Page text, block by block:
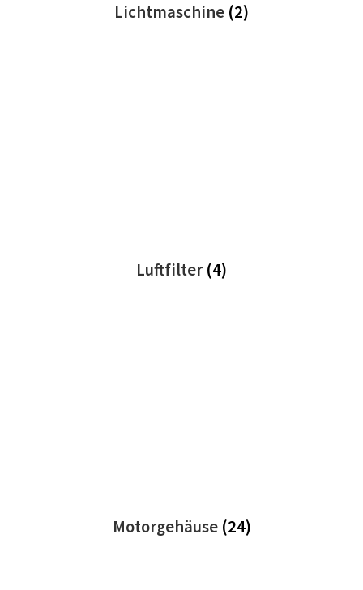
Lichtmaschine (2)
Luftfilter(4)
Motorgehäuse (24)